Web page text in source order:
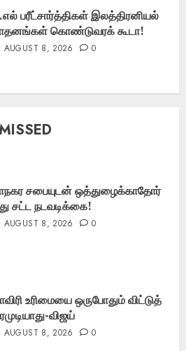
பரீட்சார்த்திகள் இலத்திரனியல்
கொண்டுவரக் கூடா!
AUGUST 8, 2026 0
சபையுடன் ஒத்துழைக்காதோர்
சட்ட நடவடிக்கை!
AUGUST 8, 2026 0
உரிமையை ஒருபோதும் விட்டுத்
விஜய்
AUGUST 8, 2026 0